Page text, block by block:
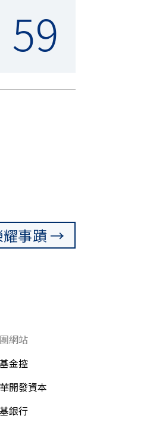
59
耀事蹟 →
網站
金控
開發資本
銀行